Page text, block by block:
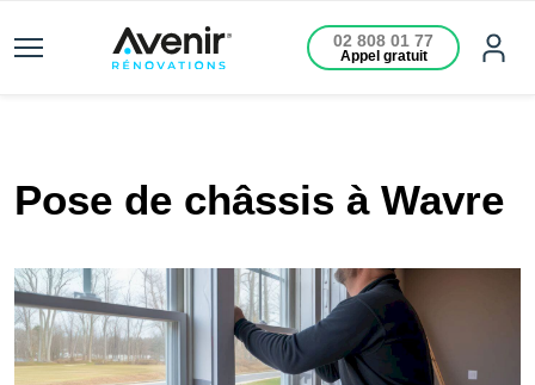
02 808 01 77
Appel gratuit
Pose de châssis à Wavre